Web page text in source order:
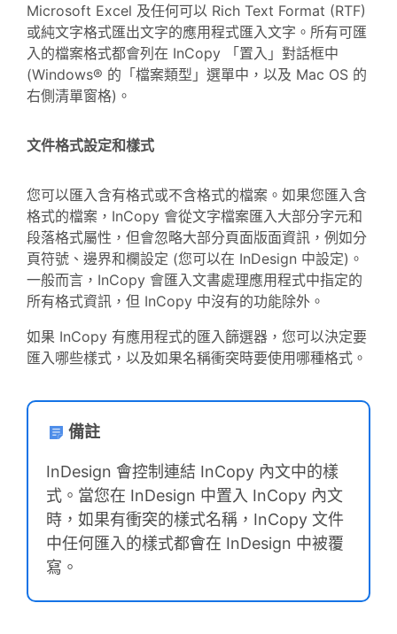
Microsoft Excel 及任何可以 Rich Text Format (RTF)
或純文字格式匯出文字的應用程式匯入文字。所有可匯
入的檔案格式都會列在 InCopy 「置入」對話框中
(Windows® 的「檔案類型」選單中，以及 Mac OS 的
右側清單窗格)。
文件格式設定和樣式
您可以匯入含有格式或不含格式的檔案。如果您匯入含
格式的檔案，InCopy 會從文字檔案匯入大部分字元和
段落格式屬性，但會忽略大部分頁面版面資訊，例如分
頁符號、邊界和欄設定 (您可以在 InDesign 中設定)。
一般而言，InCopy 會匯入文書處理應用程式中指定的
所有格式資訊，但 InCopy 中沒有的功能除外。
如果 InCopy 有應用程式的匯入篩選器，您可以決定要
匯入哪些樣式，以及如果名稱衝突時要使用哪種格式。
備註
InDesign 會控制連結 InCopy 內文中的樣
式。當您在 InDesign 中置入 InCopy 內文
時，如果有衝突的樣式名稱，InCopy 文件
中任何匯入的樣式都會在 InDesign 中被覆
寫。